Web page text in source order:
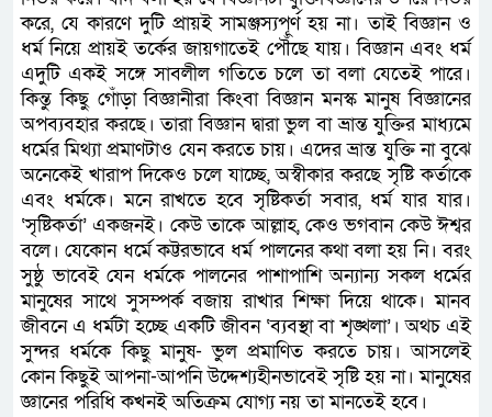
করে, যে কারণে দুটি প্রায়ই সামঞ্জস্যপূর্ণ হয় না। তাই বিজ্ঞান ও
ধর্ম নিয়ে প্রায়ই তর্কের জায়গাতেই পৌঁছে যায়। বিজ্ঞান এবং ধর্ম
এদুটি একই সঙ্গে সাবলীল গতিতে চলে তা বলা যেতেই পারে।
কিন্তু কিছু গোঁড়া বিজ্ঞানীরা কিংবা বিজ্ঞান মনস্ক মানুষ বিজ্ঞানের
অপব্যবহার করছে। তারা বিজ্ঞান দ্বারা ভুল বা ভ্রান্ত যুক্তির মাধ্যমে
ধর্মের মিথ্যা প্রমাণটাও যেন করতে চায়। এদের ভ্রান্ত যুক্তি না বুঝে
অনেকেই খারাপ দিকেও চলে যাচ্ছে, অস্বীকার করছে সৃষ্টি কর্তাকে
এবং ধর্মকে। মনে রাখতে হবে সৃষ্টিকর্তা সবার, ধর্ম যার যার।
‘সৃষ্টিকর্তা’ একজনই। কেউ তাকে আল্লাহ, কেও ভগবান কেউ ঈশ্বর
বলে। যেকোন ধর্মে কট্টরভাবে ধর্ম পালনের কথা বলা হয় নি। বরং
সুষ্ঠু ভাবেই যেন ধর্মকে পালনের পাশাপাশি অন্যান্য সকল ধর্মের
মানুষের সাথে সুসম্পর্ক বজায় রাখার শিক্ষা দিয়ে থাকে। মানব
জীবনে এ ধর্মটা হচ্ছে একটি জীবন ‘ব্যবস্থা বা শৃঙ্খলা’। অথচ এই
সুন্দর ধর্মকে কিছু মানুষ- ভুল প্রমাণিত করতে চায়। আসলেই
কোন কিছুই আপনা-আপনি উদ্দেশ্যহীনভাবেই সৃষ্টি হয় না। মানুষের
জ্ঞানের পরিধি কখনই অতিক্রম যোগ্য নয় তা মানতেই হবে।